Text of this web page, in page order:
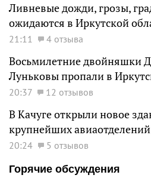
Ливневые дожди, грозы,
ожидаются в Иркутской
21:11 4 отзыва
Восьмилетние двойняшки
Луньковы пропали в
20:37 12 отзывов
В Качуге открыли новое
крупнейших
20:24
5 отзывов
Горячие обсуждения